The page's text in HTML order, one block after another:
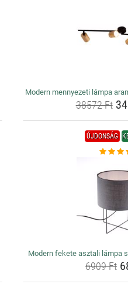
Modern mennyezeti lámpa
38572 Ft
ÚJDONSÁG
Modern fekete asztali lámpa
6909 Ft